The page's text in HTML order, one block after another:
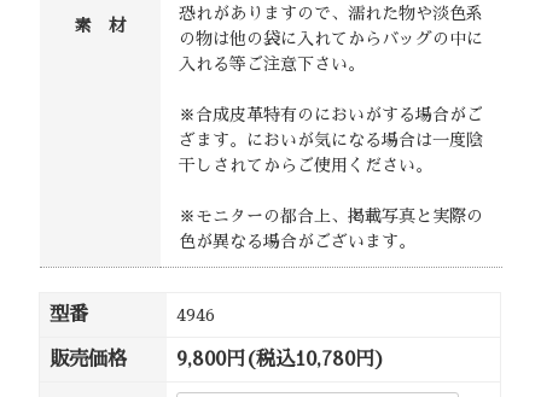
素 材
恐れがありますので、濡れた物や淡色系
の物は他の袋に入れてからバッグの中に
入れる等ご注意下さい。
※合成皮革特有のにおいがする場合がご
ざます。においが気になる場合は一度陰
干しされてからご使用ください。
※モニターの都合上、掲載写真と実際の
色が異なる場合がございます。
型番 4946
販売価格 9,800円(税込10,780円)